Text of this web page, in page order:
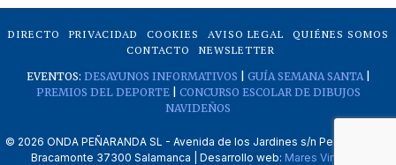
DIRECTO PRIVACIDAD COOKIES AVISO LEGAL
QUIÉNES SOMOS
CONTACTO
NEWSLETTER
EVENTOS: DESAYUNOS INFORMATIVOS GUÍA SEMANA SANTA|
PREMIOS DEL DEPORTE| CONCURSO ESCOLAR DE DIBUJOS
NAVIDEÑOS
© 2026 ONDA PEÑARANDA SL - Avenida de los Jardines s/n Peñaranda de
Bracamonte 37300 Salamanca | Desarrollo web: Mares Virtuales